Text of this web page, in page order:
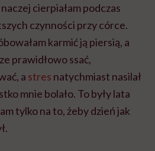
cierpiałam podczas
czynności przy córce.
karmić ją piersią, a
prawidłowo ssać,
a stres natychmiast nasilał
mnie bolało. To były lata
tylko na to, żeby dzień jak